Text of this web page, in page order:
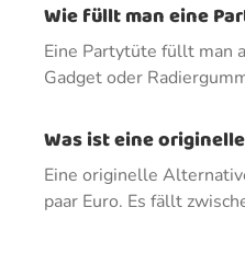
Wie füllt man eine
Eine Partytüte füllt man
Gadget oder
Was ist eine
Eine originelle
paar Euro. Es fällt